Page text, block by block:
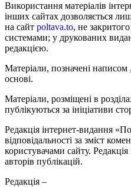
Використання матеріалів
інших сайтах дозволяється
на сайт poltava.to, не
системами; у друкованих
редакцією.
Матеріали, позначені написом
основі.
Матеріали, розміщені в
публікуються за ініціативи
Редакція інтернет-видання
відповідальності за зміст
користувачами сайту.
авторів публікацій.
Редакція –